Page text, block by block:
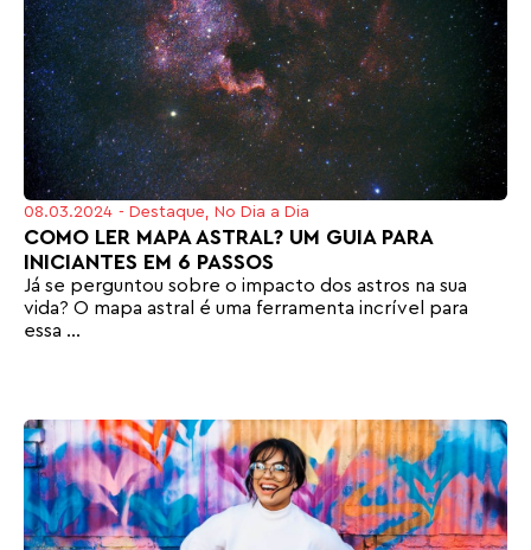
08.03.2024 - Destaque, No Dia a Dia
COMO LER MAPA ASTRAL? UM GUIA PARA
INICIANTES EM 6 PASSOS
Já se perguntou sobre o impacto dos astros na sua
vida? O mapa astral é uma ferramenta incrível para
essa ...